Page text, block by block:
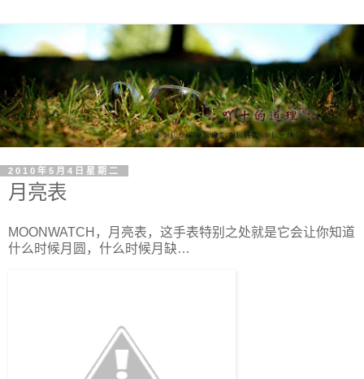
2010年5月4日星期二
月亮表
MOONWATCH，月亮表，这手表特别之处就是它会让你知道
什么时候月圆，什么时候月缺…